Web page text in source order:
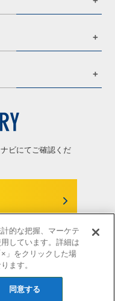
ENTRY
ビにてご確認くだ
的な把握、マーケテ
しています。詳細は
」をクリックした場
ます。
同意する